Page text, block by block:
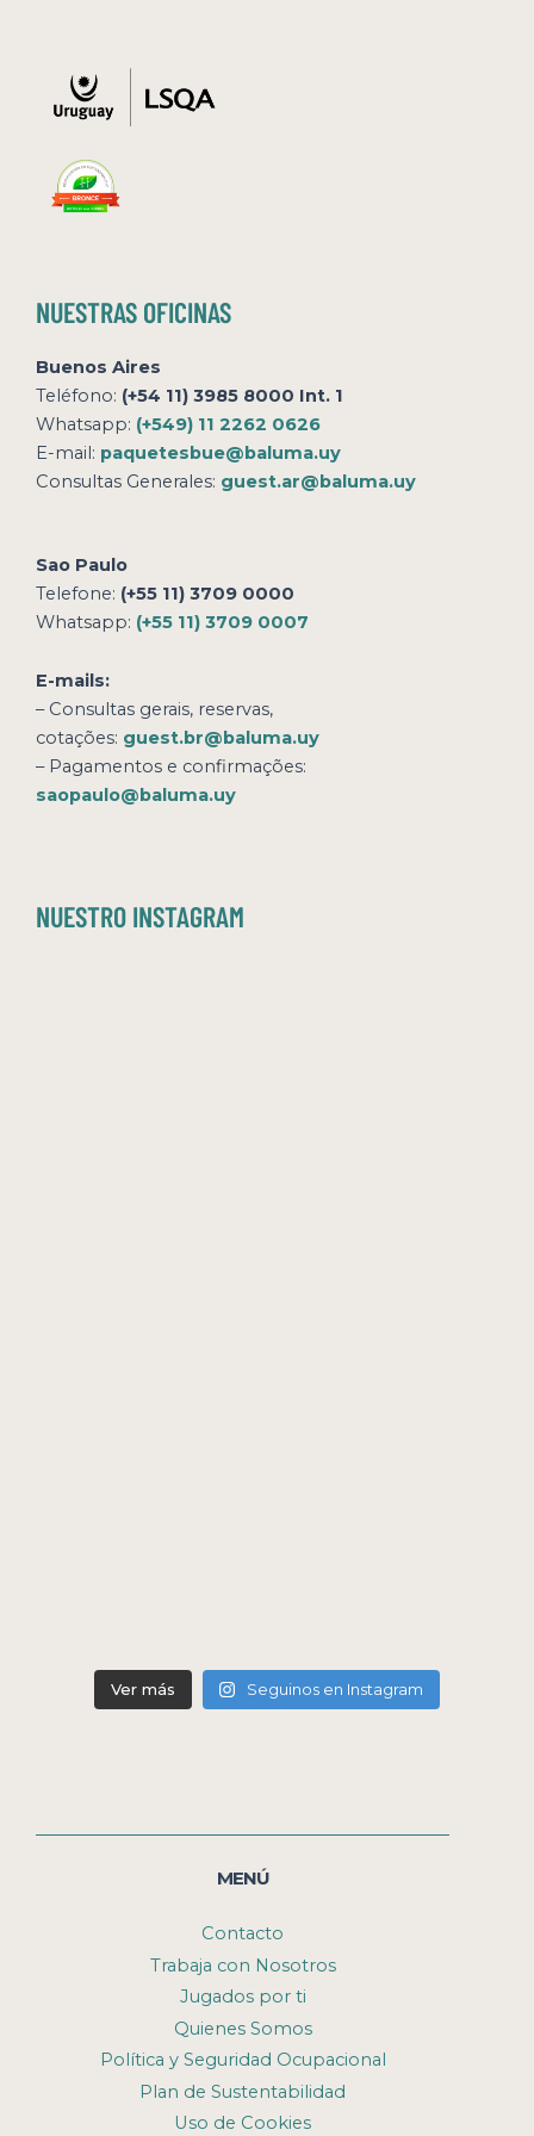
NUESTRAS OFICINAS
Buenos Aires
Teléfono: (+54 11) 3985 8000 Int. 1
Whatsapp: (+549) 11 2262 0626
E-mail: paquetesbue@baluma.uy
Consultas Generales: guest.ar@baluma.uy
Sao Paulo
Telefone: (+55 11) 3709 0000
Whatsapp: (+55 11) 3709 0007
E-mails:
– Consultas gerais, reservas,
cotações: guest.br@baluma.uy
– Pagamentos e confirmações:
saopaulo@baluma.uy
NUESTRO INSTAGRAM
Ver más Seguinos en Instagram
MENÚ
Contacto
Trabaja con Nosotros
Jugados por ti
Quienes Somos
Política y Seguridad Ocupacional
Plan de Sustentabilidad
Uso de Cookies